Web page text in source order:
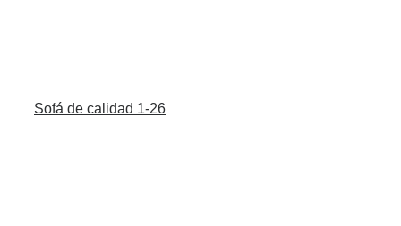
Sofá de calidad 1-26